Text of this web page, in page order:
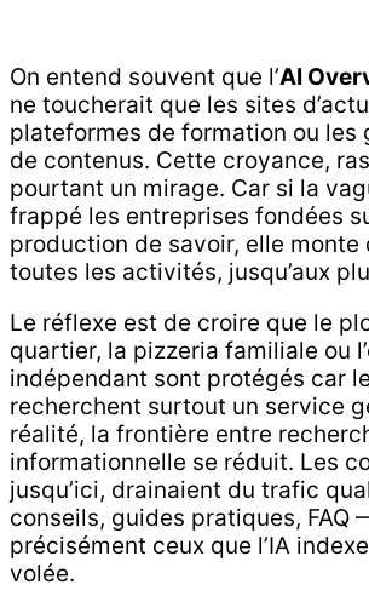
On entend souvent que l’AI
ne toucherait que les sites
plateformes de formation ou les
de contenus. Cette croyance,
pourtant un mirage. Car si la
frappé les entreprises fondées
production de savoir, elle monte
toutes les activités, jusqu’aux
Le réflexe est de croire que le
quartier, la pizzeria familiale ou
indépendant sont protégés car
recherchent surtout un service
réalité, la frontière entre
informationnelle se réduit. Les
jusqu’ici, drainaient du trafic
conseils, guides pratiques, FAQ
précisément ceux que l’IA
volée.